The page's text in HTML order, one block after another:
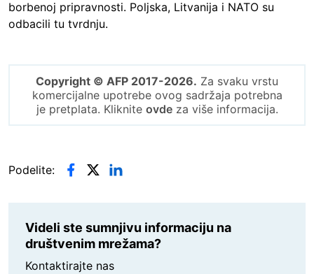
borbenoj pripravnosti. Poljska, Litvanija i NATO su
odbacili tu tvrdnju.
Copyright © AFP 2017-2026. Za svaku vrstu
komercijalne upotrebe ovog sadržaja potrebna
je pretplata. Kliknite ovdeza više informacija.
Podelite:
Videli ste sumnjivu informaciju na
društvenim mrežama?
Kontaktirajte nas